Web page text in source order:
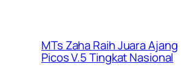
MTs Zaha Raih Juara Ajang
Picos V.5 Tingkat Nasional